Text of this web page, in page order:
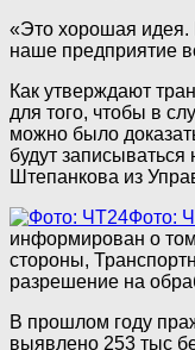
«Это хорошая идея.
наше предприятие
Как утверждают
для того, чтобы в
можно было
будут записываться
Штепанкова из
Фото:
информирован о
стороны,
разрешение на
В прошлом году
выявлено 253 тыс